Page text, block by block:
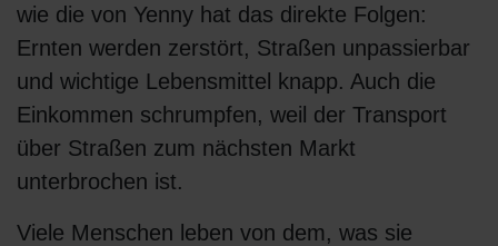
wie die von Yenny hat das direkte Folgen:
Ernten werden zerstört, Straßen unpassierbar
und wichtige Lebensmittel knapp. Auch die
Einkommen schrumpfen, weil der Transport
über Straßen zum nächsten Markt
unterbrochen ist.
Viele Menschen leben von dem, was sie